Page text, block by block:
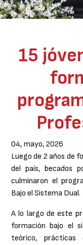
15
04, mayo, 2026
Luego de 2 años de
del país, becados
culminaron el
Bajo el Sistema Dual.
A lo largo de este
formación bajo el
teórico, prácticas